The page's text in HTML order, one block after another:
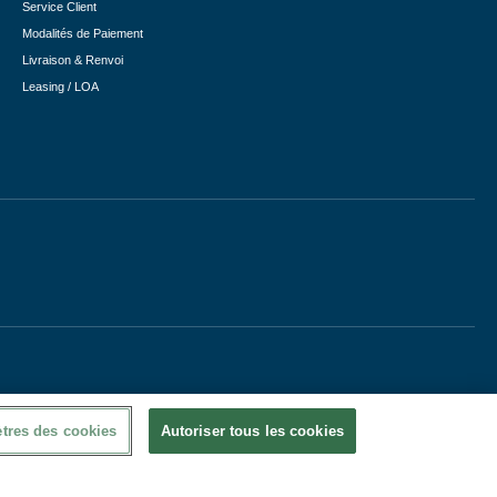
Service Client
Modalités de Paiement
Livraison & Renvoi
Leasing / LOA
des cookies Autoriser tous les cookies